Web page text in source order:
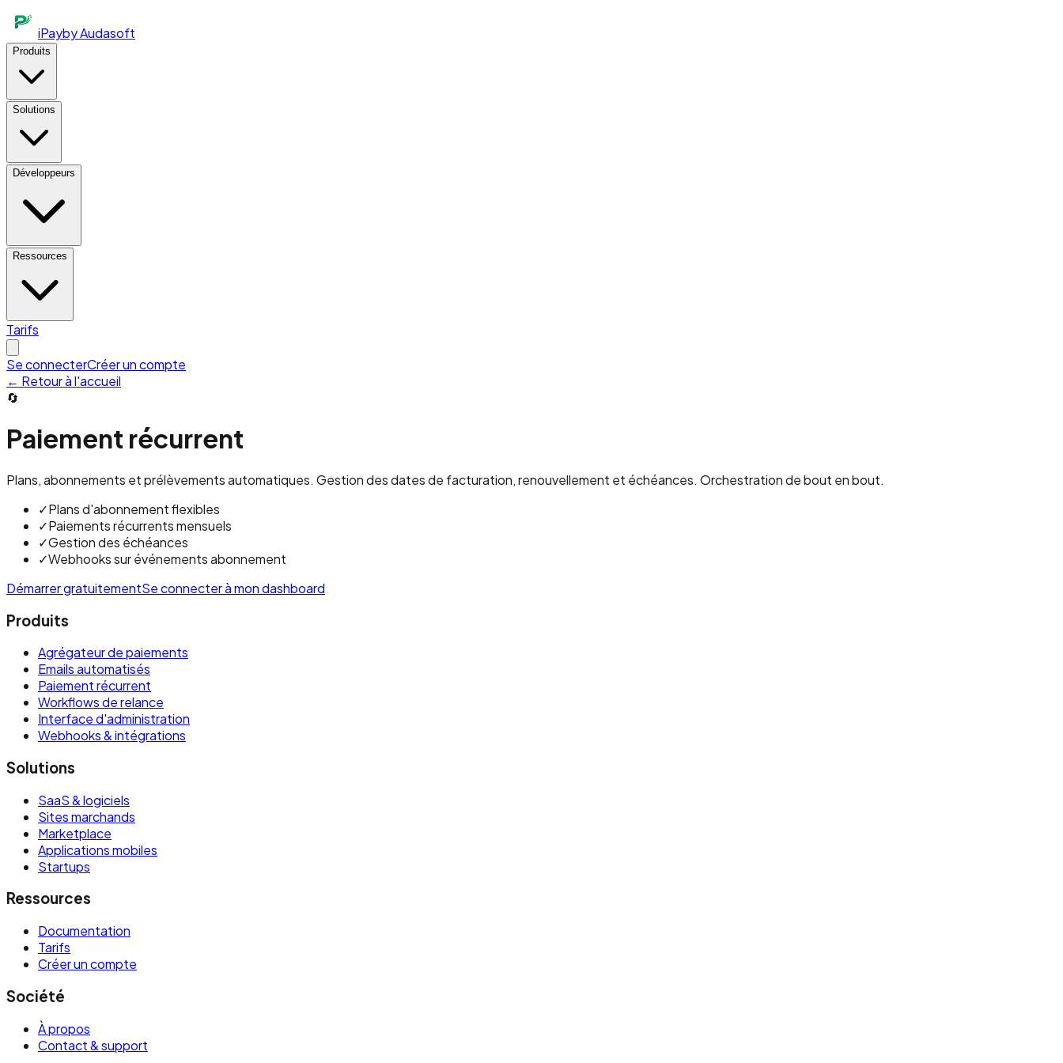
iPayby Audasoft
Produits
Solutions
Développeurs
Ressources
Tarifs
Se connecterCréer un compte
← Retour à l'accueil
🔄
Paiement récurrent
Plans, abonnements et prélèvements automatiques. Gestion des dates de facturation, renouvellement et échéances. Orchestration de bout en bout.
✓Plans d'abonnement flexibles
✓Paiements récurrents mensuels
✓Gestion des échéances
✓Webhooks sur événements abonnement
Démarrer gratuitementSe connecter à mon dashboard
Produits
Agrégateur de paiements
Emails automatisés
Paiement récurrent
Workflows de relance
Interface d'administration
Webhooks & intégrations
Solutions
SaaS & logiciels
Sites marchands
Marketplace
Applications mobiles
Startups
Ressources
Documentation
Tarifs
Créer un compte
Société
À propos
Contact & support